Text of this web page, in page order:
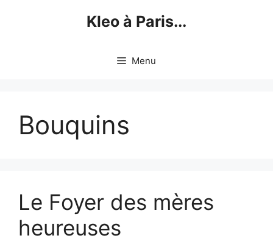
Kleo à Paris...
Menu
Bouquins
Le Foyer des mères
heureuses